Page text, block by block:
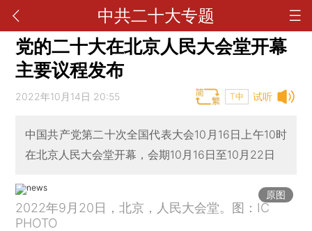
中共二十大专题
党的二十大在北京人民大会堂开幕
主要议程发布
试听
2022年10月14日 20:55 T中
中国共产党第二十次全国代表大会10月16日上午10时
在北京人民大会堂开幕，会期10月16日至10月22日
原图
2022年9月20日，北京，人民大会堂。图：IC
PHOTO